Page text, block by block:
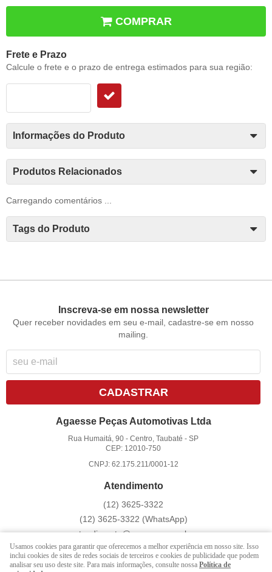
COMPRAR
Frete e Prazo
Calcule o frete e o prazo de entrega estimados para sua região:
Informações do Produto
Produtos Relacionados
Carregando comentários ...
Tags do Produto
Inscreva-se em nossa newsletter
Quer receber novidades em seu e-mail, cadastre-se em nosso
mailing.
CADASTRAR
Agaesse Peças Automotivas Ltda
Rua Humaitá, 90 -Centro, Taubaté -SP
CEP: 12010-750
CNPJ: 62.175.211/0001-12
Atendimento
(12) 3625-3322
(12) 3625-3322 (WhatsApp)
atendimento@agaesse.com.br
LOJA VIRTUAL CRIADA POR
Usamos cookies para garantir que oferecemos a melhor experiência em nosso site. Isso
inclui cookies de sites de redes sociais de terceiros e cookies de publicidade que podem
analisar seu uso deste site. Para mais informações, consulte nossa Política de